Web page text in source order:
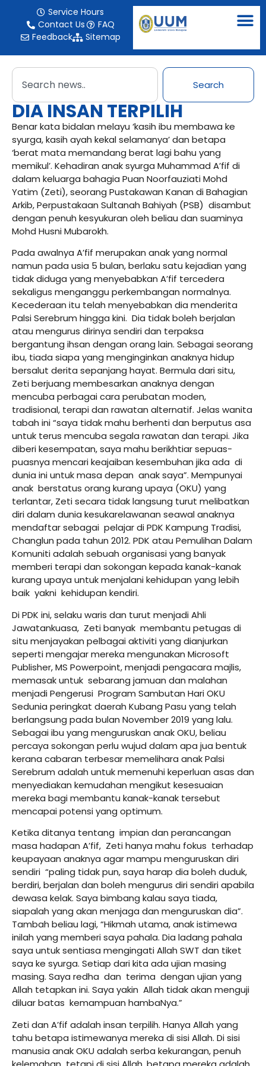
Service Hours
Contact Us
FAQ
Feedback
Sitemap
Search
DIA INSAN TERPILIH
Benar kata bidalan melayu ‘kasih ibu membawa ke
syurga, kasih ayah kekal selamanya’ dan betapa
‘berat mata memandang berat lagi bahu yang
memikul’. Kehadiran anak syurga Muhammad A’fif di
dalam keluarga bahagia Puan Noorfauziati Mohd
Yatim (Zeti), seorang Pustakawan Kanan di Bahagian
Arkib, Perpustakaan Sultanah Bahiyah (PSB) disambut
dengan penuh kesyukuran oleh beliau dan suaminya
Mohd Husni Mubarokh.
Pada awalnya A’fif merupakan anak yang normal
namun pada usia 5 bulan, berlaku satu kejadian yang
tidak diduga yang menyebabkan A’fif tercedera
sekaligus menganggu perkembangan normalnya.
Kecederaan itu telah menyebabkan dia menderita
Palsi Serebrum hingga kini. Dia tidak boleh berjalan
atau mengurus dirinya sendiri dan terpaksa
bergantung ihsan dengan orang lain. Sebagai seorang
ibu, tiada siapa yang menginginkan anaknya hidup
bersalut derita sepanjang hayat. Bermula dari situ,
Zeti berjuang membesarkan anaknya dengan
mencuba perbagai cara perubatan moden,
tradisional, terapi dan rawatan alternatif. Jelas wanita
tabah ini “saya tidak mahu berhenti dan berputus asa
untuk terus mencuba segala rawatan dan terapi. Jika
diberi kesempatan, saya mahu berikhtiar sepuas-
puasnya mencari keajaiban kesembuhan jika ada di
dunia ini untuk masa depan anak saya”. Mempunyai
anak berstatus orang kurang upaya (OKU) yang
terlantar, Zeti secara tidak langsung turut melibatkan
diri dalam dunia kesukarelawanan seawal anaknya
mendaftar sebagai pelajar di PDK Kampung Tradisi,
Changlun pada tahun 2012. PDK atau Pemulihan Dalam
Komuniti adalah sebuah organisasi yang banyak
memberi terapi dan sokongan kepada kanak-kanak
kurang upaya untuk menjalani kehidupan yang lebih
baik yakni kehidupan kendiri.
Di PDK ini, selaku waris dan turut menjadi Ahli
Jawatankuasa, Zeti banyak membantu petugas di
situ menjayakan pelbagai aktiviti yang dianjurkan
seperti mengajar mereka mengunakan Microsoft
Publisher, MS Powerpoint, menjadi pengacara majlis,
memasak untuk sebarang jamuan dan malahan
menjadi Pengerusi Program Sambutan Hari OKU
Sedunia peringkat daerah Kubang Pasu yang telah
berlangsung pada bulan November 2019 yang lalu.
Sebagai ibu yang menguruskan anak OKU, beliau
percaya sokongan perlu wujud dalam apa jua bentuk
kerana cabaran terbesar memelihara anak Palsi
Serebrum adalah untuk memenuhi keperluan asas dan
menyediakan kemudahan mengikut kesesuaian
mereka bagi membantu kanak-kanak tersebut
mencapai potensi yang optimum.
Ketika ditanya tentang impian dan perancangan
masa hadapan A’fif, Zeti hanya mahu fokus terhadap
keupayaan anaknya agar mampu menguruskan diri
sendiri “paling tidak pun, saya harap dia boleh duduk,
berdiri, berjalan dan boleh mengurus diri sendiri apabila
dewasa kelak. Saya bimbang kalau saya tiada,
siapalah yang akan menjaga dan menguruskan dia”.
Tambah beliau lagi, “Hikmah utama, anak istimewa
inilah yang memberi saya pahala. Dia ladang pahala
saya untuk sentiasa mengingati Allah SWT dan tiket
saya ke syurga. Setiap dari kita ada ujian masing
masing. Saya redha dan terima dengan ujian yang
Allah tetapkan ini. Saya yakin Allah tidak akan menguji
diluar batas kemampuan hambaNya.”
Zeti dan A’fif adalah insan terpilih. Hanya Allah yang
tahu betapa istimewanya mereka di sisi Allah. Di sisi
manusia anak OKU adalah serba kekurangan, penuh